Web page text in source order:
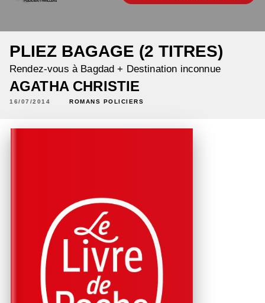
PLIEZ BAGAGE (2 TITRES)
Rendez-vous à Bagdad + Destination inconnue
AGATHA CHRISTIE
16/07/2014 ROMANS POLICIERS